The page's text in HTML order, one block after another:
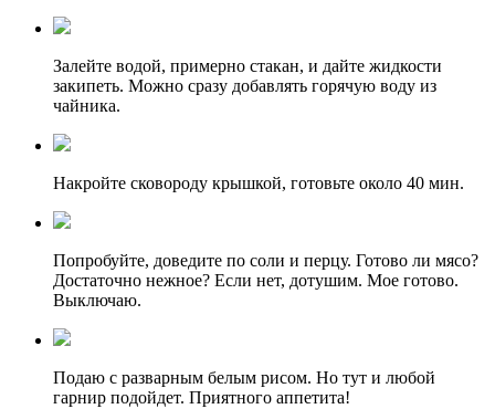
Залейте водой, примерно стакан, и дайте жидкости
закипеть. Можно сразу добавлять горячую воду из
чайника.
Накройте сковороду крышкой, готовьте около 40 мин.
Попробуйте, доведите по соли и перцу. Готово ли мясо?
Достаточно нежное? Если нет, дотушим. Мое готово.
Выключаю.
Подаю с разварным белым рисом. Но тут и любой
гарнир подойдет. Приятного аппетита!